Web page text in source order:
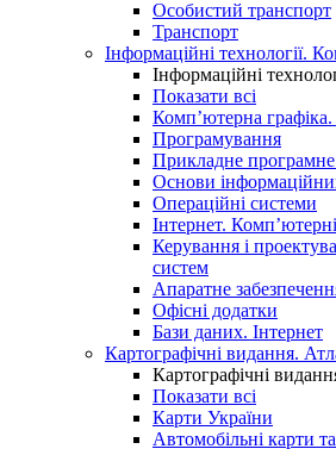
Особистий транспорт
Транспорт
Інформаційні технології.
Інформаційні
Показати всі
Комп’ютерна
Програмування
Прикладне програмне
Основи
Операційні системи
Інтернет.
Керування і
систем
Апаратне
Офісні додатки
Бази даних. Інтернет
Картографічні видання.
Картографічні
Показати всі
Карти України
Автомобільні карти